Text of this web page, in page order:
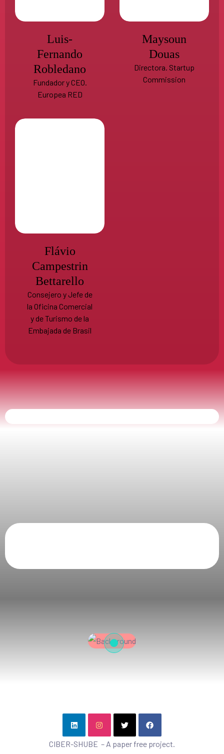
Luis-
Fernando
Robledano
Fundador y CEO.
Europea RED
Maysoun
Douas
Directora. Startup
Commission
Flávio
Campestrin
Bettarello
Consejero y Jefe de
la Oficina Comercial
y de Turismo de la
Embajada de Brasil
CIBER-SHUBE – A paper free project.